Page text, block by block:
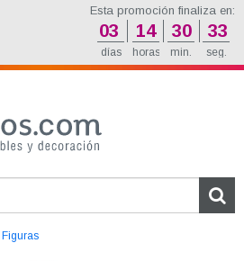
Figuras
Esta promoción finaliza en:
03 14 30 32
días horas min. seg.